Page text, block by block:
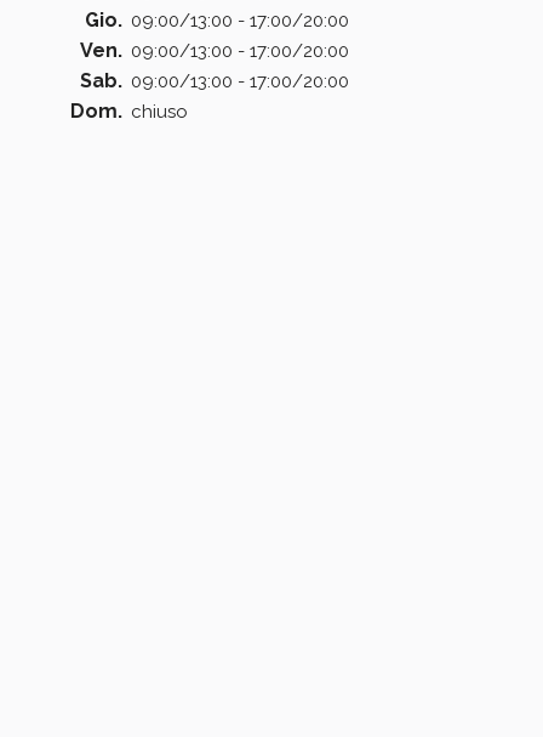
Gio. 09:00/13:00 - 17:00/20:00
Ven. 09:00/13:00 - 17:00/20:00
Sab. 09:00/13:00 - 17:00/20:00
Dom. chiuso